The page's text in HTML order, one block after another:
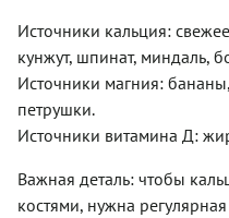
панируем
Благодаря
этому
сырники
выраженную
но
внутри
собой
специи,
смешанные
однородную
пряную
во
Источники кальция:
кунжут, шпинат, миндаль,
Источники магния:
петрушки.
Источники витамина Д:
Важная деталь: чтобы
костями, нужна